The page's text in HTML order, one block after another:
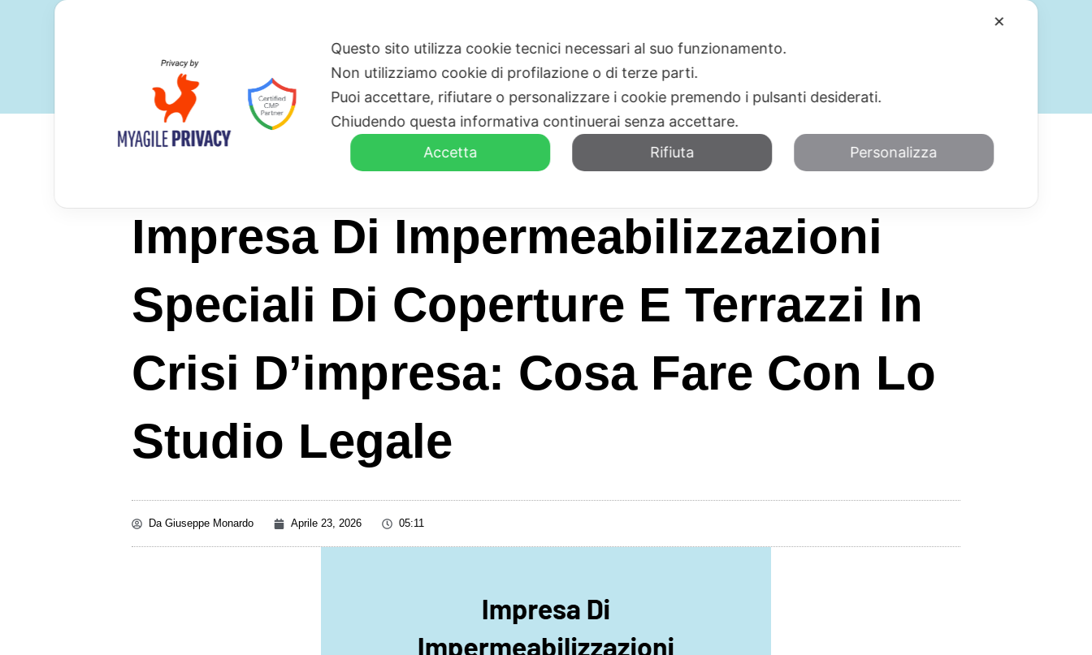
HOME CHI SIAMO SERVIZI
Impresa Di Impermeabilizzazioni
Speciali Di Coperture E Terrazzi In
Crisi D’impresa: Cosa Fare Con Lo
Studio Legale
DaGiuseppe Monardo Aprile 23, 2026 05:11
✕
Questo sito utilizza cookie tecnici necessari al suo funzionamento.
Non utilizziamo cookie di profilazione o di terze parti.
Puoi accettare, rifiutare o personalizzare i cookie premendo i pulsanti desiderati.
Chiudendo questa informativa continuerai senza accettare.
Accetta
Rifiuta Personalizza